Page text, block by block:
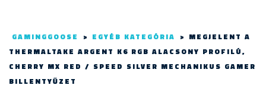
GAMINGGOOSE > EGYÉB KATEGÓRIA > MEGJELENT A
THERMALTAKE ARGENT K6 RGB ALACSONY PROFILÚ,
CHERRY MX RED / SPEED SILVER MECHANIKUS GAMER
BILLENTYŰZET